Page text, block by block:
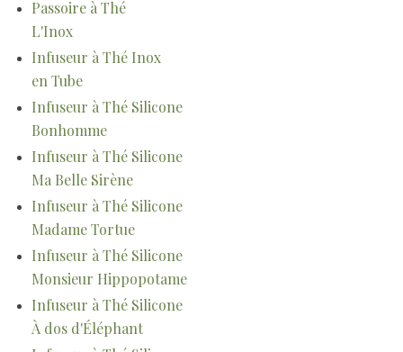
Passoire à Thé
L'Inox
Infuseur à Thé Inox
en Tube
Infuseur à Thé Silicone
Bonhomme
Infuseur à Thé Silicone
Ma Belle Sirène
Infuseur à Thé Silicone
Madame Tortue
Infuseur à Thé Silicone
Monsieur Hippopotame
Infuseur à Thé Silicone
À dos d'Éléphant